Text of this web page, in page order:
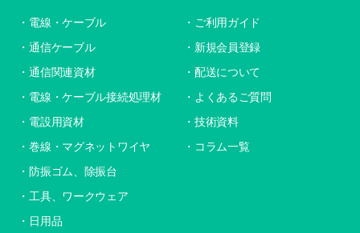
電線・ケーブル
通信ケーブル
通信関連資材
電線・ケーブル接続処理材
電設用資材
巻線・マグネットワイヤ
防振ゴム、除振台
工具、ワークウェア
日用品
ご利用ガイド
新規会員登録
配送について
よくあるご質問
技術資料
コラム一覧